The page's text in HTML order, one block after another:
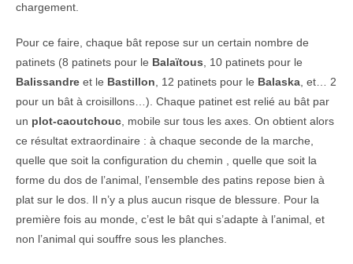
chargement.
Pour ce faire, chaque bât repose sur un certain nombre de
patinets (8 patinets pour le Balaïtous , 10 patinets pour le
Balissandre et le Bastillon , 12 patinets pour le Balaska , et… 2
pour un bât à croisillons…). Chaque patinet est relié au bât par
un plot-caoutchouc , mobile sur tous les axes. On obtient alors
ce résultat extraordinaire : à chaque seconde de la marche,
quelle que soit la configuration du chemin , quelle que soit la
forme du dos de l’animal, l’ensemble des patins repose bien à
plat sur le dos. Il n’y a plus aucun risque de blessure. Pour la
première fois au monde, c’est le bât qui s’adapte à l’animal, et
non l’animal qui souffre sous les planches.